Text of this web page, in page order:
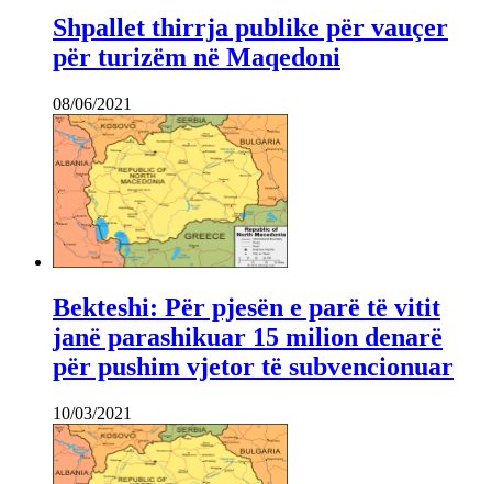
Shpallet thirrja publike për vauçer
për turizëm në Maqedoni
08/06/2021
Bekteshi: Për pjesën e parë të vitit
janë parashikuar 15 milion denarë
për pushim vjetor të subvencionuar
10/03/2021